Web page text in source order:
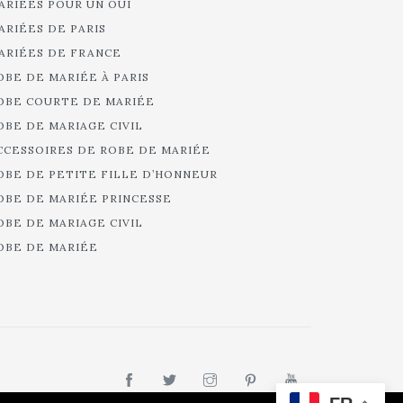
POUR UN OUI
DE PARIS
DE FRANCE
DE MARIÉE À PARIS
COURTE DE MARIÉE
DE MARIAGE CIVIL
DE ROBE DE MARIÉE
DE PETITE FILLE D’HONNEUR
DE MARIÉE PRINCESSE
DE MARIAGE CIVIL
DE MARIÉE